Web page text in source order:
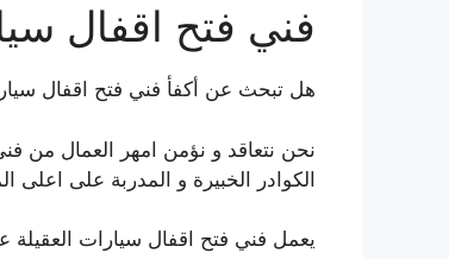
فني فتح اقفال
هل تبحث عن أكفأ فني فتح اقفال
نحن نتعاقد و نؤمن امهر العمال من
الكوادر الخبيرة و المدربة على
يعمل فني فتح اقفال سيارات العقيلة